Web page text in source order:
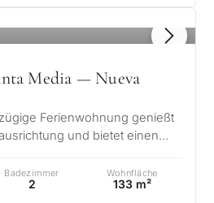
Media — Nueva
Ferienwohnung genießt
und bietet einen
Badezimmer
2
Wohnfläche
133 m²